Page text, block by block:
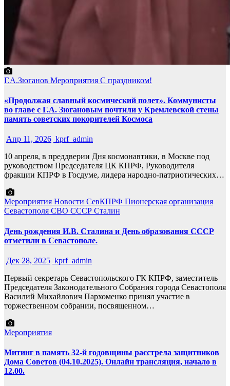
Г.А.Зюганов Мероприятия С праздником!
«Продолжая славный космический полет». Коммунисты
во главе с Г.А. Зюгановым почтили у Кремлевской стены
память советских покорителей Космоса
Апр 11, 2026 kprf_admin
10 апреля, в преддверии Дня космонавтики, в Москве под
руководством Председателя ЦК КПРФ, Руководителя
фракции КПРФ в Госдуме, лидера народно-патриотических…
Мероприятия Новости СевКПРФ Пионерская организация
Севастополя СВО СССР Сталин
День рождения И.В. Сталина и День образования СССР
отметили в Севастополе.
Дек 28, 2025 kprf_admin
Первый секретарь Севастопольского ГК КПРФ, заместитель
Председателя Законодательного Собрания города Севастополя
Василий Михайлович Пархоменко принял участие в
торжественном собрании, посвященном…
Мероприятия
Митинг в память 32-й годовщины расстрела защитников
Дома Советов (04.10.2025). Онлайн трансляция, начало в
12.00.